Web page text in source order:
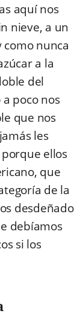
aquí nos
nieve, a un
como nunca
a la
del
poco nos
que nos
les
ellos
que
de la
desdeñado
debíamos
si los